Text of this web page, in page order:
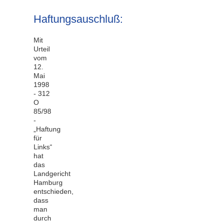
Haftungsauschluß:
Mit
Urteil
vom‭
‬12.‭
‬Mai‭
‬1998‭
‬-‭ ‬312‭
‬O‭
‬85/98‭
‬-‭
„‬Haftung
für
Links‭“
‬hat
das
Landgericht
Hamburg
entschieden,‭
‬dass
man
durch